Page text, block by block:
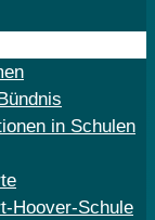
in Schulen
Hoover-Schule